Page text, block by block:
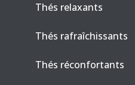
Thés relaxants
Thés rafraîchissants
Thés réconfortants